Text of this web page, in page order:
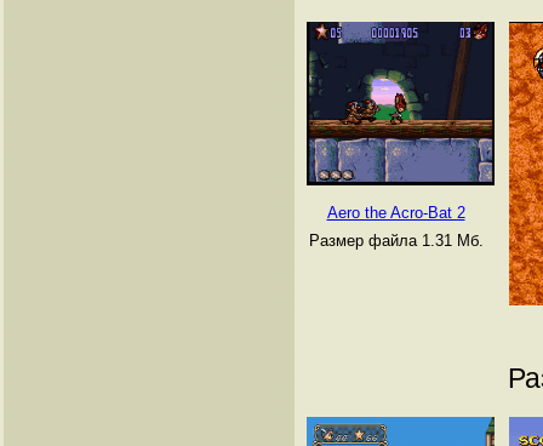
Aero the Acro-Bat 2
Размер файла 1.31 Мб.